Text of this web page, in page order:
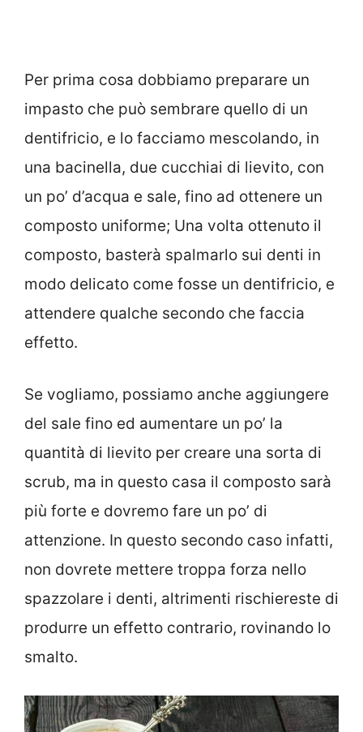
Per prima cosa dobbiamo preparare un
impasto che può sembrare quello di un
dentifricio, e lo facciamo mescolando, in
una bacinella, due cucchiai di lievito, con
un po’ d’acqua e sale, fino ad ottenere un
composto uniforme; Una volta ottenuto il
composto, basterà spalmarlo sui denti in
modo delicato come fosse un dentifricio, e
attendere qualche secondo che faccia
effetto.
Se vogliamo, possiamo anche aggiungere
del sale fino ed aumentare un po’ la
quantità di lievito per creare una sorta di
scrub, ma in questo casa il composto sarà
più forte e dovremo fare un po’ di
attenzione. In questo secondo caso infatti,
non dovrete mettere troppa forza nello
spazzolare i denti, altrimenti rischiereste di
produrre un effetto contrario, rovinando lo
smalto.